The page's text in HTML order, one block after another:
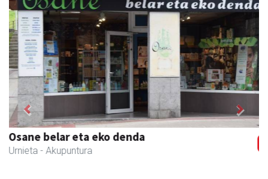
Goine esnekiak
Asteasu - Esnekiak
Previous Next